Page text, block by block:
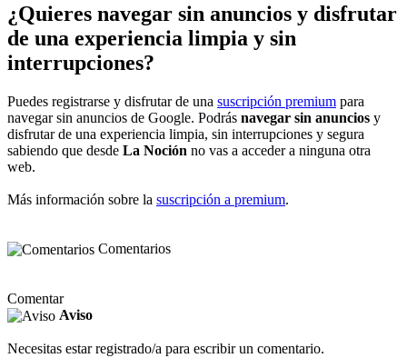
¿Quieres navegar sin anuncios y disfrutar
de una experiencia limpia y sin
interrupciones?
Puedes registrarse y disfrutar de una suscripción premium para
navegar sin anuncios de Google. Podrás navegar sin anuncios y
disfrutar de una experiencia limpia, sin interrupciones y segura
sabiendo que desde La Noción no vas a acceder a ninguna otra
web.
Más información sobre la suscripción a premium.
Comentarios
Comentar
Aviso
Necesitas estar registrado/a para escribir un comentario.